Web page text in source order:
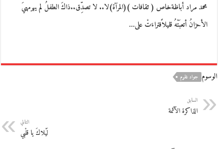
محمد مراد أباظةخاص ( ثقافات )(المرآة)لا.. لا تصدِّق..ذاكَ الطفلُ لم يهرمهيَ
الأحزانُ أتعبَتْهُ قليلاًفتراءَتْ على…
الوسوم جواد غلوم
السابق
الذاكرة الآثمة
التالي
لَيْلاكَ يا قلْبي